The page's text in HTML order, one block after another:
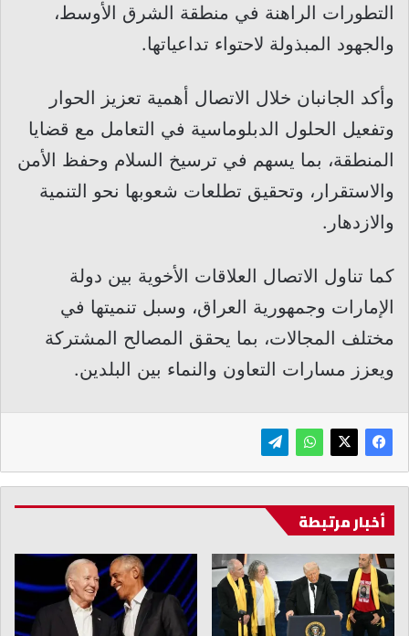
التطورات الراهنة في منطقة الشرق الأوسط،
والجهود المبذولة لاحتواء تداعياتها.
وأكد الجانبان خلال الاتصال أهمية تعزيز الحوار
وتفعيل الحلول الدبلوماسية في التعامل مع قضايا
المنطقة، بما يسهم في ترسيخ السلام وحفظ الأمن
والاستقرار، وتحقيق تطلعات شعوبها نحو التنمية
والازدهار.
كما تناول الاتصال العلاقات الأخوية بين دولة
الإمارات وجمهورية العراق، وسبل تنميتها في
مختلف المجالات، بما يحقق المصالح المشتركة
ويعزز مسارات التعاون والنماء بين البلدين.
أخبار مرتبطة